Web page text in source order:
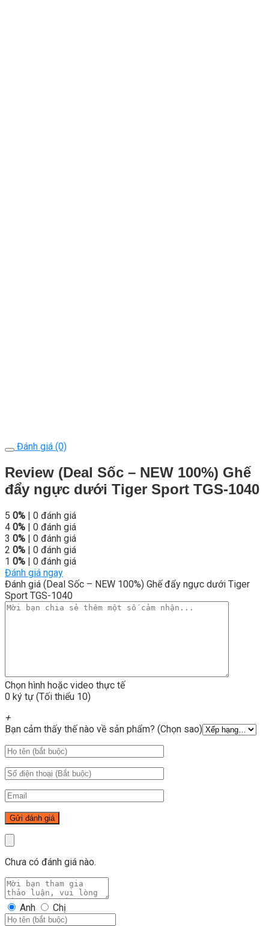
Đánh giá (0)
Review (Deal Sốc – NEW 100%) Ghế
đẩy ngực dưới Tiger Sport TGS-1040
5 0% | 0 đánh giá
4 0% | 0 đánh giá
3 0% | 0 đánh giá
2 0% | 0 đánh giá
1 0% | 0 đánh giá
Đánh giá ngay
Đánh giá (Deal Sốc – NEW 100%) Ghế đẩy ngực dưới Tiger
Sport TGS-1040
Chọn hình hoặc video thực tế
0 ký tự (Tối thiểu 10)
+
Bạn cảm thấy thế nào về sản phẩm? (Chọn sao)
Chưa có đánh giá nào.
Anh Chị